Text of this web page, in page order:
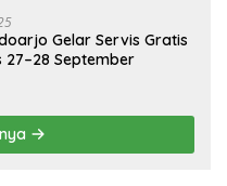
Gelar Servis Gratis
27–28 September